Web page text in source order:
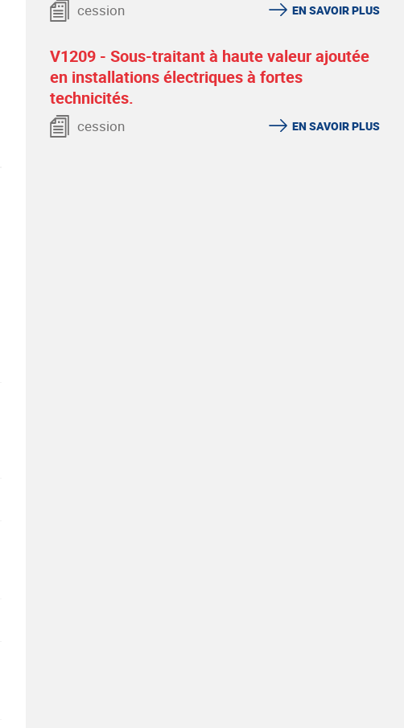
cession EN SAVOIR PLUS
V1209 - Sous-traitant à haute valeur ajoutée
en installations électriques à fortes
technicités.
cession EN SAVOIR PLUS